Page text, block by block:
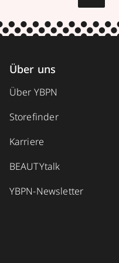
Über uns
Über YBPN
Storefinder
Karriere
BEAUTYtalk
YBPN-Newsletter